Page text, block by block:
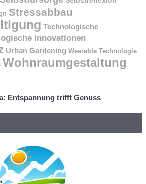
Stressabbau
Technologische
Innovationen
Urban Gardening Wearable Technologie
Wohnraumgestaltung
Entspannung trifft Genuss